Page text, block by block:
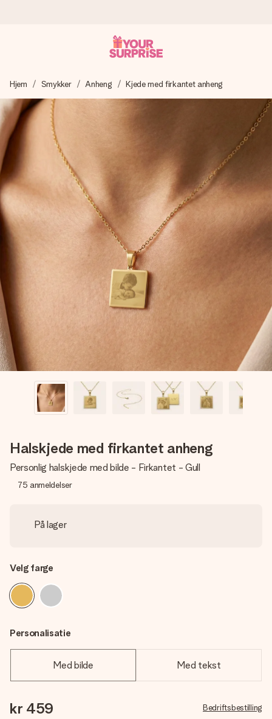
Vi lager dine gaver med omtanke og sender den avgårde så
raskt som mulig - slik at du kan gi gaven i tide, når den betyr
aller mest.
4,5 (basert på +15 000 anmeldelser)
Gavene våre inspirerer. Kundene gir oss 4,5 på Google
Reviews.
Gratis kort med hilsen
Lag noe unikt med bare noen få steg - med hennes navn,
et bilde av dere eller en beskjed som virkelig berører
hjertet. Ikke noe tull, bare masse kjærlighet i øyeblikket.
Hjem Smykker Anheng Kjede med firkantet anheng
Halskjede med firkantet anheng
Personlig halskjede med bilde - Firkantet - Gull
75 anmeldelser
På lager
Velg farge
Personalisatie
Med bilde Med tekst
kr 459 Bedriftsbestilling